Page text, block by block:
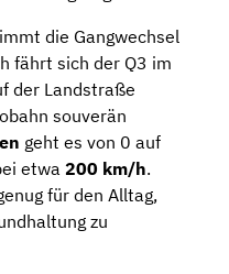
die Gangwechsel
fährt sich der Q3 im
der Landstraße
souverän
geht es von 0 auf
etwa 200 km/h.
für den Alltag,
zu